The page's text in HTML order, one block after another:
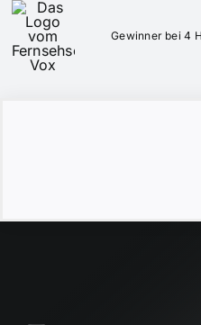
Zum
Inhalt
springen
Gewinner bei 4